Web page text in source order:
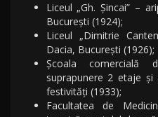
Liceul „Gh. Şincai” –
Bucureşti (1924);
Liceul „Dimitrie
Dacia, București (1926);
Școala comercială
suprapunere 2 etaje
festivităţi (1933);
Facultatea de